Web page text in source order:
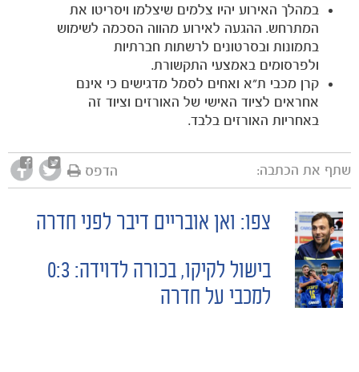
ותוצאות
במהלך האירוע יהיו צלמים שיצלמו ויסריטו את
המתרחש. ההגעה לאירוע מהווה הסכמה לשימוש
בתמונות ובסרטונים לרשתות חברתיות
ולפרסומים באמצעי התקשורת.
קרן מכבי ת"א ואחים לסמל מדגישים כי אינם
אחראים לציוד האישי של האורזים וציוד זה
באחריות האורזים בלבד.
שתף את הכתבה: הדפס
POST
NAVIGATION
צפו: ואן אובריים דיבר לפני חדרה
בישול לקיקו, בכורה לדוידה: 0:3
למכבי על חדרה